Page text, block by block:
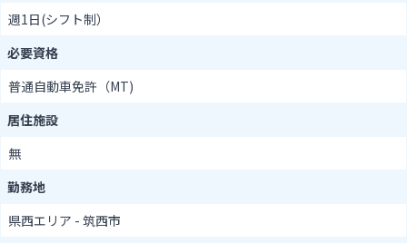
週1日(シフト制）
必要資格
普通自動車免許（MT)
居住施設
無
勤務地
県西エリア - 筑西市